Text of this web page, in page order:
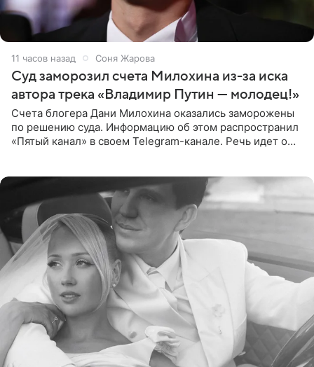
11 часов назад Соня Жарова
Суд заморозил счета Милохина из-за иска
автора трека «Владимир Путин — молодец!»
Счета блогера Дани Милохина оказались заморожены
по решению суда. Информацию об этом распространил
«Пятый канал» в своем Telegram-канале. Речь идет о